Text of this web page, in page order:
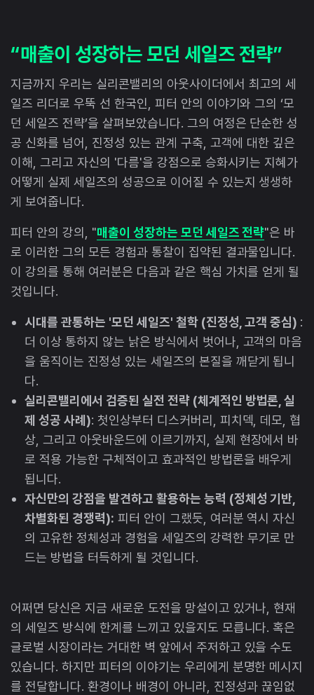
“매출이 성장하는 모던 세일즈 전략”
지금까지 우리는 실리콘밸리의 아웃사이더에서 최고의 세
일즈 리더로 우뚝 선 한국인, 피터 안의 이야기와 그의 ‘모
던 세일즈 전략’을 살펴보았습니다. 그의 여정은 단순한 성
공 신화를 넘어, 진정성 있는 관계 구축, 고객에 대한 깊은
이해, 그리고 자신의 '다름'을 강점으로 승화시키는 지혜가
어떻게 실제 세일즈의 성공으로 이어질 수 있는지 생생하
게 보여줍니다.
피터 안의 강의, "매출이 성장하는 모던 세일즈 전략"은 바
로 이러한 그의 모든 경험과 통찰이 집약된 결과물입니다.
이 강의를 통해 여러분은 다음과 같은 핵심 가치를 얻게 될
것입니다.
시대를 관통하는 '모던 세일즈' 철학 (진정성, 고객 중심) :
더 이상 통하지 않는 낡은 방식에서 벗어나, 고객의 마음
을 움직이는 진정성 있는 세일즈의 본질을 깨닫게 됩니
다.
실리콘밸리에서 검증된 실전 전략 (체계적인 방법론, 실
제 성공 사례): 첫인상부터 디스커버리, 피치덱, 데모, 협
상, 그리고 아웃바운드에 이르기까지, 실제 현장에서 바
로 적용 가능한 구체적이고 효과적인 방법론을 배우게
됩니다.
자신만의 강점을 발견하고 활용하는 능력 (정체성 기반,
차별화된 경쟁력): 피터 안이 그랬듯, 여러분 역시 자신
의 고유한 정체성과 경험을 세일즈의 강력한 무기로 만
드는 방법을 터득하게 될 것입니다.
어쩌면 당신은 지금 새로운 도전을 망설이고 있거나, 현재
의 세일즈 방식에 한계를 느끼고 있을지도 모릅니다. 혹은
글로벌 시장이라는 거대한 벽 앞에서 주저하고 있을 수도
있습니다. 하지만 피터의 이야기는 우리에게 분명한 메시지
를 전달합니다. 환경이나 배경이 아니라, 진정성과 끊임없